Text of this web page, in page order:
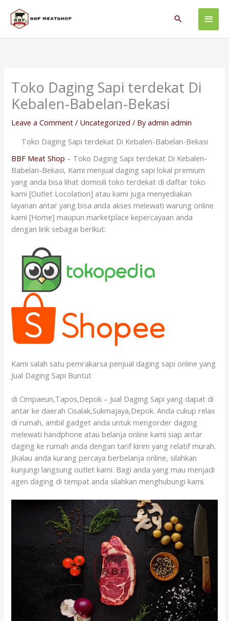
content
Main
Search
Toko Daging Sapi terdekat Di
Kebalen-Babelan-Bekasi
Leave a Comment / Uncategorized / Byadmin admin
Toko Daging Sapi terdekat Di Kebalen-Babelan-Bekasi
BBF Meat Shop – Toko Daging Sapi terdekat Di Kebalen-
Babelan-Bekasi, Kami menjual daging sapi lokal premium
yang anda bisa lihat domisili toko terdekat di daftar toko
kami [Outlet Locolation] atau kami juga menyediakan
layanan antar yang bisa anda akses melewati warung online
kami [Home] maupun marketplace kepercayaan anda
dengan link sebagai berikut:
Kami salah satu pemrakarsa penjual daging sapi online yang
Jual Daging Sapi Buntut
di Cimpaeun,Tapos,Depok – Jual Daging Sapi yang dapat di
antar ke daerah Cisalak,Sukmajaya,Depok. Anda cukup relax
di rumah, ambil gadget anda untuk mengorder daging
melewati handphone atau belanja online kami siap antar
daging ke rumah anda dengan tarif kirim yang relatif murah.
Jikalau anda kurang percaya berbelanja online, silahkan
kunjungi langsung outlet kami. Bagi anda yang mau menjadi
agen daging di tempat anda silahkan menghubungi kami.